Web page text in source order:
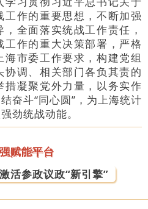
作的重要思想，不断加强
全面落实统战工作责任，
作的重大决策部署，严格
市委工作要求，构建党组
调、相关部门各负其责的
凝聚党外力量，以务实作
奋斗“同心圆”，为上海统计
劲统战动能。
赋能平台
激活参政议政“新引擎”